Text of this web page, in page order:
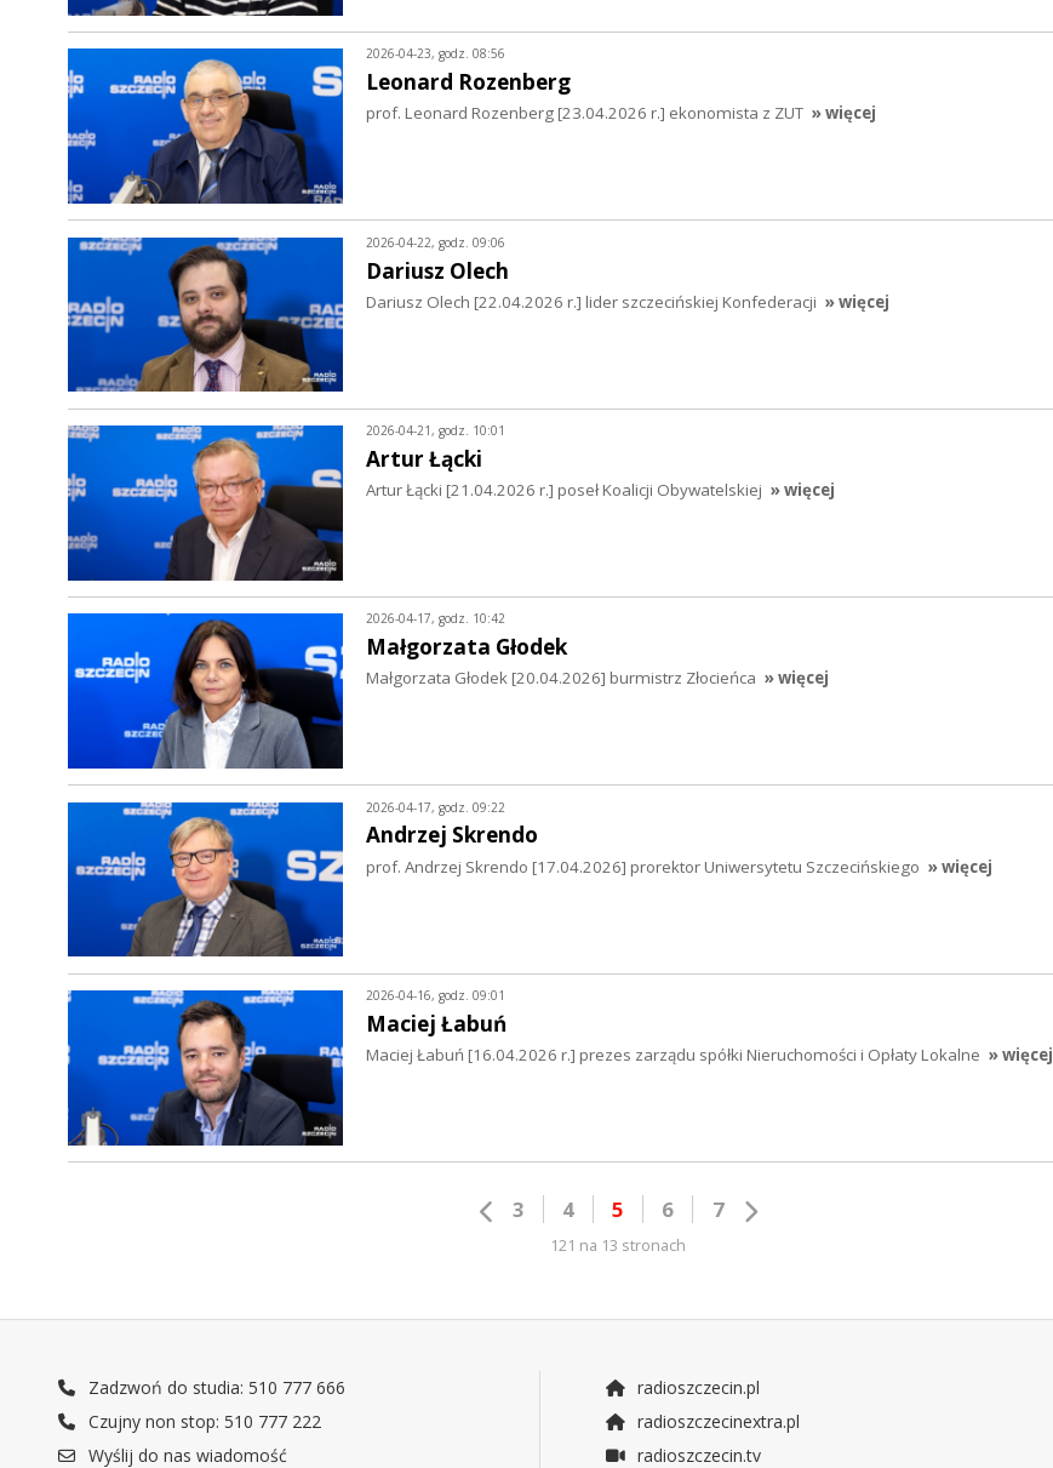
2026-04-23, godz. 08:56
Leonard Rozenberg
prof. Leonard Rozenberg [23.04.2026 r.] ekonomista z ZUT » więcej
2026-04-22, godz. 09:06
Dariusz Olech
Dariusz Olech [22.04.2026 r.] lider szczecińskiej Konfederacji » więcej
2026-04-21, godz. 10:01
Artur Łącki
Artur Łącki [21.04.2026 r.] poseł Koalicji Obywatelskiej » więcej
2026-04-17, godz. 10:42
Małgorzata Głodek
Małgorzata Głodek [20.04.2026] burmistrz Złocieńca » więcej
2026-04-17, godz. 09:22
Andrzej Skrendo
prof. Andrzej Skrendo [17.04.2026] prorektor Uniwersytetu Szczecińskiego » więcej
2026-04-16, godz. 09:01
Maciej Łabuń
Maciej Łabuń [16.04.2026 r.] prezes zarządu spółki Nieruchomości i Opłaty Lokalne » więcej
3 4 5 6 7
121 na 13 stronach
Zadzwoń do studia: 510 777 666
Czujny non stop: 510 777 222
Wyślij do nas wiadomość
radioszczecin.pl
radioszczecinextra.pl
radioszczecin.tv